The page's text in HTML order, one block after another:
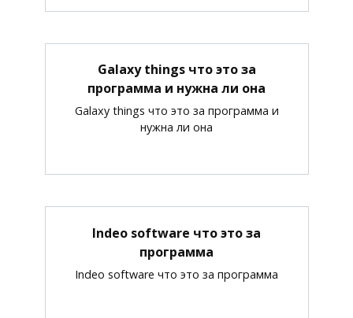
Galaxy things что это за
программа и нужна ли она
Galaxy things что это за программа и
нужна ли она
Indeo software что это за
программа
Indeo software что это за программа